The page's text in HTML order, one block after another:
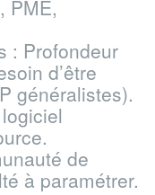
PME,
: Profondeur
d’être
généralistes).
de
à paramétrer.